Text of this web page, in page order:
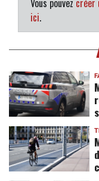
Vous pouvez créer
ici.